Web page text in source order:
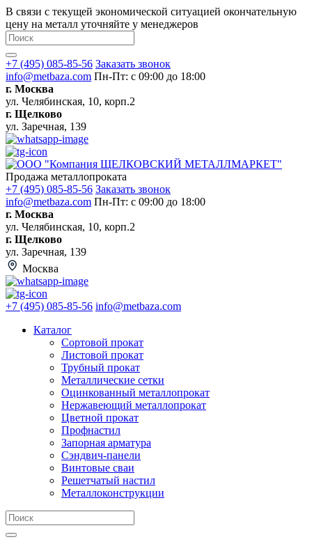
В связи с текущей экономической ситуацией окончательную
цену на металл уточняйте у менеджеров
+7 (495) 085-85-56 Заказать звонок
info@metbaza.com Пн-Пт: с 09:00 до 18:00
г. Москва
ул. Челябинская, 10, корп.2
г. Щелково
ул. Заречная, 139
Продажа металлопроката
+7 (495) 085-85-56 Заказать звонок
info@metbaza.com Пн-Пт: с 09:00 до 18:00
г. Москва
ул. Челябинская, 10, корп.2
г. Щелково
ул. Заречная, 139
Москва
+7 (495) 085-85-56 info@metbaza.com
Каталог
Сортовой прокат
Листовой прокат
Трубный прокат
Металлические сетки
Оцинкованный металлопрокат
Нержавеющий металлопрокат
Цветной прокат
Профнастил
Запорная арматура
Сэндвич-панели
Винтовые сваи
Решетчатый настил
Металлоконструкции